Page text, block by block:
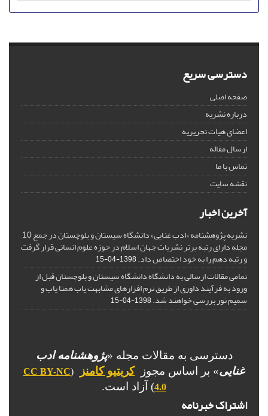
دسترسی سریع
صفحه اصلی
درباره نشریه
اعضای هیات تحریریه
ارسال مقاله
تماس با ما
نقشه سایت
آخرین اخبار
نشریه پژوهشنامه «ادب غنایی» دانشگاه سیستان و بلوچستان در جمع 10
مجله دارای رتبه برتر نشریات جهان اسلام در حوزه علوم انسانی قرار گرفت
و رتبه دهم را به خود اختصاص داد.1398-04-15
تمامی مقالات ارسالی به دانشگاه دانشگاه سیستان و بلوچستان قبل از
ورود به فرآیند داوری از طریق نرم افزارهای مشابهت یاب همتا یاب و
سمیم نور بررسی خواهند شد.1398-04-15
دسترسی به مقالات مجله «پژوهشنامه ادب
غنایی» بر اساس مجوزکریتیو کامنز (
CC BY-NC
4.0) آزاد است.
اشتراک خبرنامه